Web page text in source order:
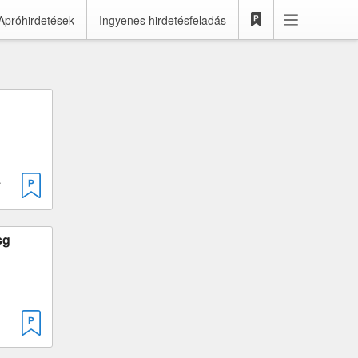
Ingyenes hirdetésfeladás
cm³